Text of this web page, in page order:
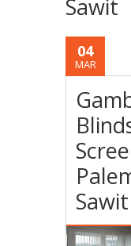
Sawit
04
MAR